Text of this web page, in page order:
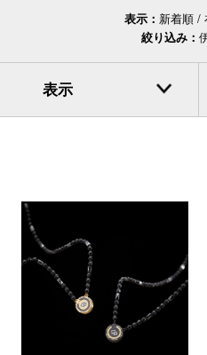
表示： 新着順
絞り込み：
表示